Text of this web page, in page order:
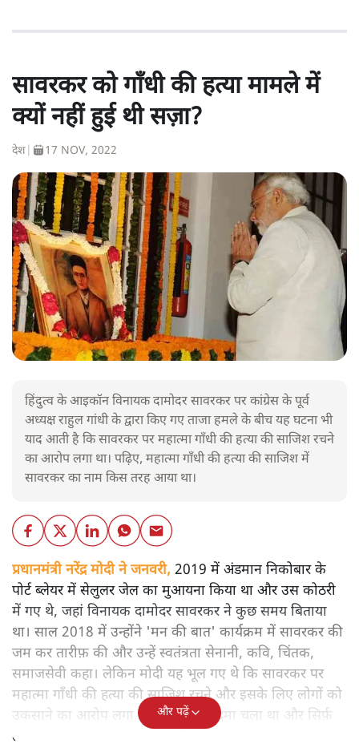
सावरकर को गाँधी की हत्या मामले में
क्यों नहीं हुई थी सज़ा?
देश 17 NOV, 2022
हिंदुत्व के आइकॉन विनायक दामोदर सावरकर पर कांग्रेस के पूर्व
अध्यक्ष राहुल गांधी के द्वारा किए गए ताजा हमले के बीच यह घटना भी
याद आती है कि सावरकर पर महात्मा गाँधी की हत्या की साजिश रचने
का आरोप लगा था। पढ़िए, महात्मा गाँधी की हत्या की साजिश में
सावरकर का नाम किस तरह आया था।
प्रधानमंत्री नरेंद्र मोदी ने जनवरी, 2019 में अंडमान निकोबार के
पोर्ट ब्लेयर में सेलुलर जेल का मुआयना किया था और उस कोठरी
में गए थे, जहां विनायक दामोदर सावरकर ने कुछ समय बिताया
था। साल 2018 में उन्होंने 'मन की बात' कार्यक्रम में सावरकर की
जम कर तारीफ़ की और उन्हें स्वतंत्रता सेनानी, कवि, चिंतक,
समाजसेवी कहा। लेकिन मोदी यह भूल गए थे कि सावरकर पर
महात्मा गाँधी की हत्या की साजिश रचने और इसके लिए लोगों को
उकसाने का आरोप लगा था, उन पर मुक़दमा चला था और सिर्फ़
तकनीकी कारणों से उन्हें सज़ा नहीं हुई थी।
और पढ़ें